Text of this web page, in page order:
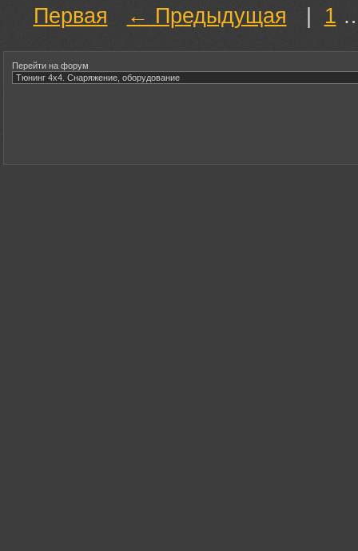
Первая
← Предыдущая 1
Перейти на форум